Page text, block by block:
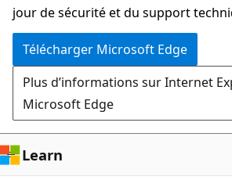
jour de sécurité et du support
Télécharger Microsoft Edge
Plus d’informations sur Internet
Microsoft Edge
Learn